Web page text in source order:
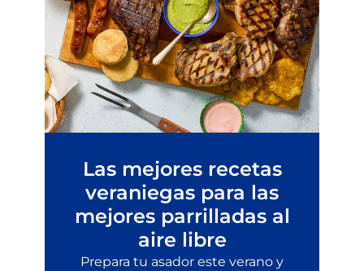
Las mejores recetas
veraniegas para las
mejores parrilladas al
aire libre
Prepara tu asador este verano y